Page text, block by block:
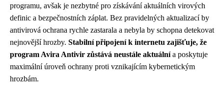
programu, avšak je nezbytné pro získávání aktuálních virových
definic a bezpečnostních záplat. Bez pravidelných aktualizací by
antivirová ochrana rychle zastarala a nebyla by schopna detekovat
nejnovější hrozby. Stabilní připojení k internetu zajišťuje, že
program Avira Antivir zůstává neustále aktuálnía poskytuje
maximální úroveň ochrany proti vznikajícím kybernetickým
hrozbám.